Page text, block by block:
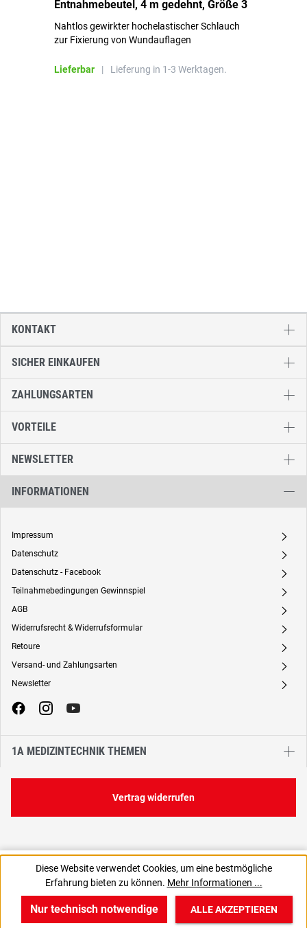
2,33 € 3,57 €
2,33 € / 1 Stück
Entnahmebeutel, 4 m gedehnt, Größe 3
Nahtlos gewirkter hochelastischer Schlauch
zur Fixierung von Wundauflagen
Lieferbar | Lieferung in 1-3 Werktagen.
SICHER EINKAUFEN
ZAHLUNGSARTEN
VORTEILE
NEWSLETTER
INFORMATIONEN
Impressum A
Datenschutz A
Datenschutz - Facebook A
Teilnahmebedingungen Gewinnspiel A
AGB A
Widerrufsrecht & Widerrufsformular A
Retoure A
Versand- und Zahlungsarten A
Newsletter A
1A MEDIZINTECHNIK THEMEN
KONTAKT
Vertrag widerrufen
Diese Website verwendet Cookies, um eine bestmögliche
Erfahrung bieten zu können. Mehr Informationen ...
Nur technisch notwendige ALLE AKZEPTIEREN